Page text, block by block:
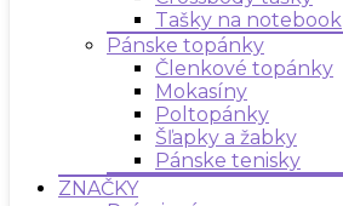
Tašky na notebook
Pánske topánky
Členkové topánky
Mokasíny
Poltopánky
Šľapky a žabky
Pánske tenisky
ZNAČKY